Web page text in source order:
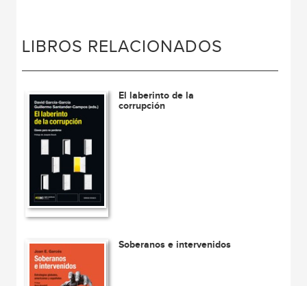
LIBROS RELACIONADOS
El laberinto de la
corrupción
Soberanos e intervenidos